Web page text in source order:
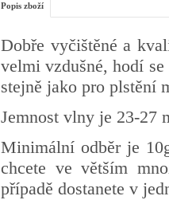
Popis zboží
Dobře vyčištěné a
velmi vzdušné, hodí
stejně jako pro plstění
Jemnost vlny je 23-27
Minimální odběr je
chcete ve větším
případě dostanete v